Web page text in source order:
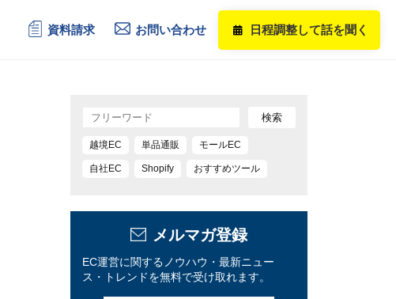
資料請求 お問い合わせ 日程調整して話を聞く
越境EC 単品通販 モールEC
自社EC Shopify おすすめツール
メルマガ登録
EC運営に関するノウハウ・最新ニュー
ス・トレンドを無料で受け取れます。